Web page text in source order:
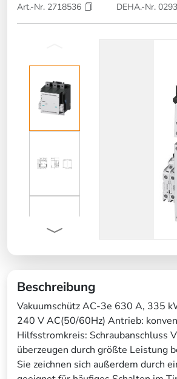
Art.-Nr. 2718536 DEHA.-Nr.
Beschreibung
Vakuumschütz AC-3e 630 A, 335
240 V AC(50/60Hz) Antrieb:
Hilfsstromkreis: Schraubanschluss
überzeugen durch größte Leistung
Sie zeichnen sich außerdem durch